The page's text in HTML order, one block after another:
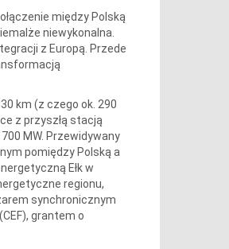
między Polską
niewykonalna.
z Europą. Przede
km (z czego ok. 290
z przyszłą stacją
MW. Przewidywany
pomiędzy Polską a
Ełk w
regionu,
synchronicznym
grantem o